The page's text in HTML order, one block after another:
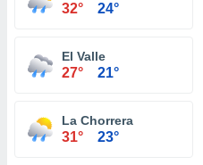
32° 24°
El Valle
27° 21°
La Chorrera
31° 23°